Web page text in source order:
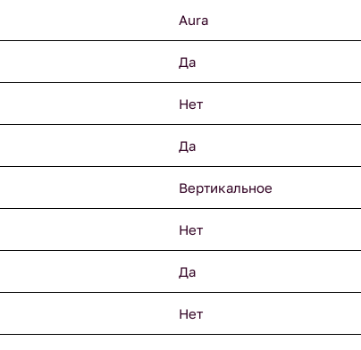
Aura
Да
Нет
Да
Вертикальное
Нет
Да
Нет